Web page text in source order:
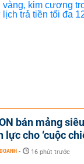
bán mảng
lực cho ‘cuộc
- 16 phút trước